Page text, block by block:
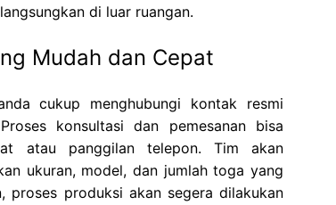
di luar ruangan.
Mudah dan Cepat
cukup menghubungi kontak resmi
konsultasi dan pemesanan bisa
atau panggilan telepon. Tim akan
ukuran, model, dan jumlah toga yang
proses produksi akan segera dilakukan